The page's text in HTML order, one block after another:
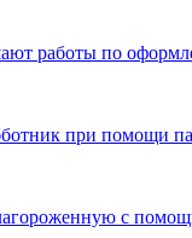
работы по
при помощи
с